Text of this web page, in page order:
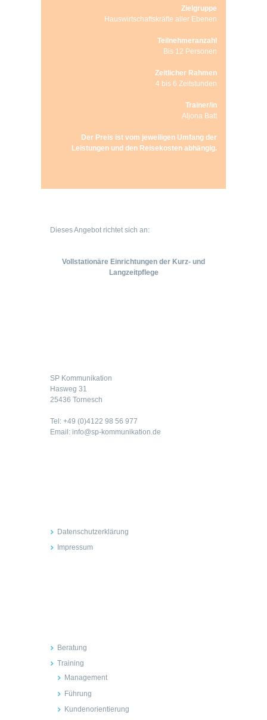
Zielgruppe
Hauswirtschaftskräfte aller Ebenen
Teilnehmeranzahl
Bis 12 Personen
Zeitlicher Rahmen
4 bis 6 Zeitstunden
Trainer/in
Aljona Batt
Der Preis ist vom jeweiligen Umfang der
Leistungen und den Reisekosten abhängig.
Dieses Angebot richtet sich an:
Vollstationäre Einrichtungen der Kurz- und
Langzeitpflege
SP Kommunikation
Hasweg 31
25436 Tornesch
Tel: +49 (0)4122 98 56 977
Email: info@sp-kommunikation.de
Datenschutzerklärung
Impressum
Beratung
Training
Management
Führung
Kundenorientierung